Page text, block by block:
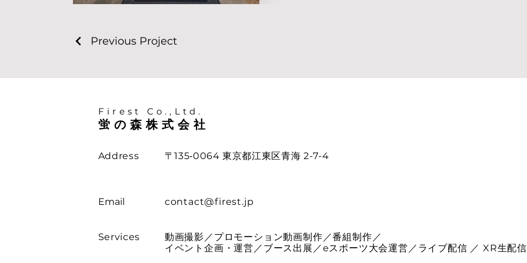
Previous Project
Firest Co.,Ltd.
蛍の森株式会社
Address 〒135‐0064 東京都江東区青海 2-7-4
​Email contact@firest.jp
Services
動画撮影／プロモーション動画制作／番組制作／
イベント企画・運営／ブース出展／eスポーツ大会運営／ライブ配信 ／ XR生配信